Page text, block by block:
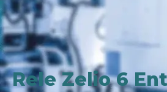
Rele Zelio 6